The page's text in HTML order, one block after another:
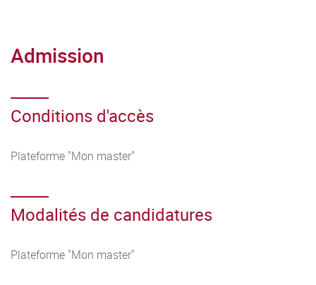
Admission
Conditions d'accès
Plateforme "Mon master"
Modalités de candidatures
Plateforme "Mon master"